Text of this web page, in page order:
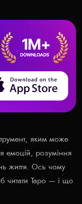
on the App Store
яким може
емоцій, розуміння
життя. Ось чому
читати Таро — і що